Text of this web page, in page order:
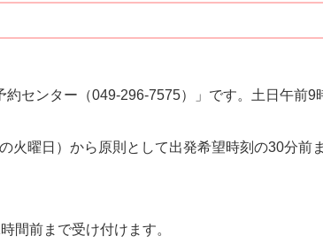
センター（049-296-7575）」です。土日午前9
曜日）から原則として出発希望時刻の30分前
間前まで受け付けます。